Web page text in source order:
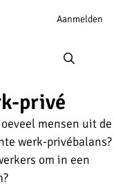
Account
Aanmelden
privé
mensen uit de
werk-privébalans?
om in een